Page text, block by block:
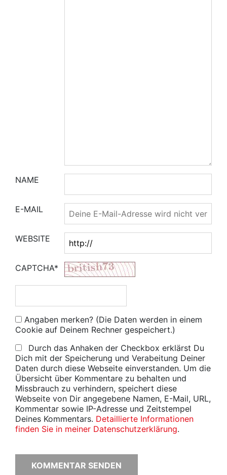
NAME
E-MAIL
WEBSITE
CAPTCHA*
Angaben merken? (Die Daten werden in einem
Cookie auf Deinem Rechner gespeichert.)
Durch das Anhaken der Checkbox erklärst Du
Dich mit der Speicherung und Verabeitung Deiner
Daten durch diese Webseite einverstanden. Um die
Übersicht über Kommentare zu behalten und
Missbrauch zu verhindern, speichert diese
Webseite von Dir angegebene Namen, E-Mail, URL,
Kommentar sowie IP-Adresse und Zeitstempel
Deines Kommentars. Detaillierte Informationen
finden Sie in meiner Datenschutzerklärung.